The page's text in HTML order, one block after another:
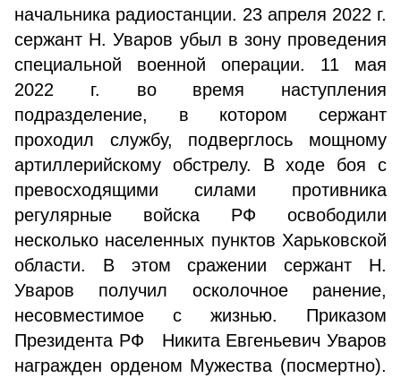
начальника радиостанции. 23 апреля 2022 г.
сержант Н. Уваров убыл в зону проведения
специальной военной операции. 11 мая
2022 г. во время наступления
подразделение, в котором сержант
проходил службу, подверглось мощному
артиллерийскому обстрелу. В ходе боя с
превосходящими силами противника
регулярные войска РФ освободили
несколько населенных пунктов Харьковской
области. В этом сражении сержант Н.
Уваров получил осколочное ранение,
несовместимое с жизнью. Приказом
Президента РФ Никита Евгеньевич Уваров
награжден орденом Мужества (посмертно).